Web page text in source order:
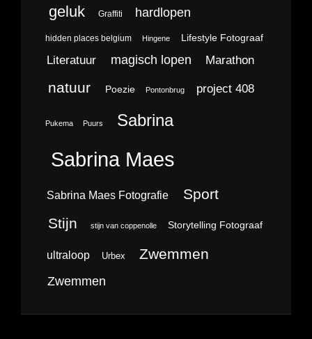
geluk Graffiti hardlopen
hidden places belgium Hingene Lifestyle Fotograaf
Literatuur magisch lopen Marathon
natuur Poezie Pontonbrug project 408
Pukema Puurs Sabrina
Sabrina Maes
Sabrina Maes Fotografie Sport
Stijn stijn van coppenolle Storytelling Fotograaf
ultraloop Urbex Zwemmen
Zwemmen